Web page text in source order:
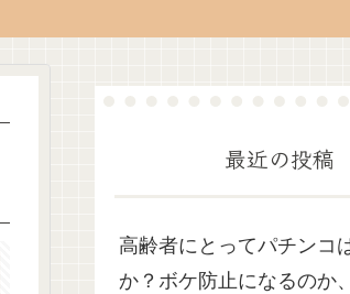
最近の投稿
高齢者にとってパチンコ
か？ボケ防止になるのか